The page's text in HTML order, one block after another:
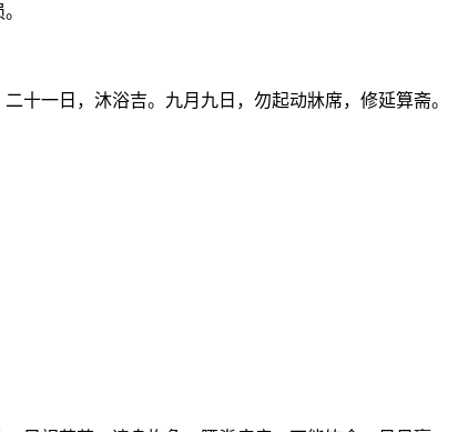
十一日，沐浴吉。九月九日，勿起动牀席，修延算斋。